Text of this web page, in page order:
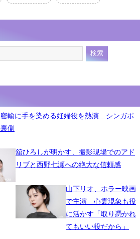
輸に手を染める妊婦役を熱演 シンガポ
側
舘ひろしが明かす、撮影現場でのアド
リブと西野七瀬への絶大な信頼感
山下リオ、ホラー映画
で主演 心霊現象も役
に活かす「取り憑かれ
てもいい役だから」